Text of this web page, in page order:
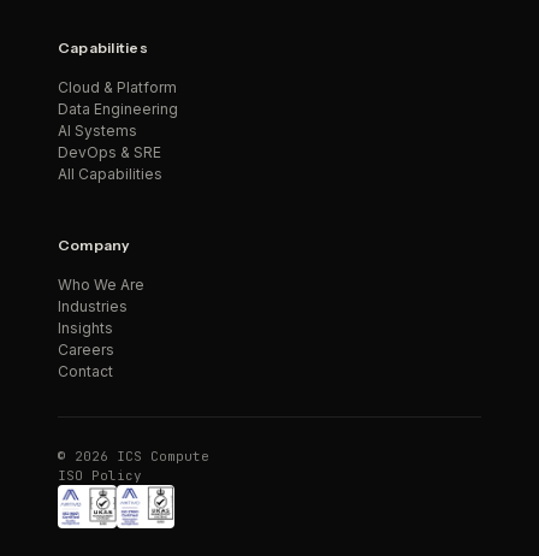
Capabilities
Cloud & Platform
Data Engineering
AI Systems
DevOps & SRE
All Capabilities
Company
Who We Are
Industries
Insights
Careers
Contact
© 2026 ICS Compute
ISO Policy